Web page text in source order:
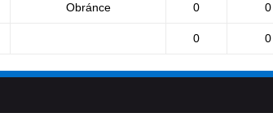
Obránce 0 0
0 0